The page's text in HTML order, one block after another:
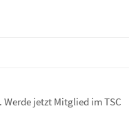
Werde jetzt Mitglied im TSC